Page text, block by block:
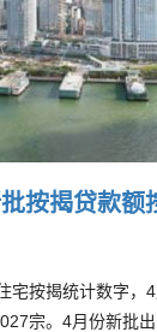
按揭贷款额
宅按揭统计数字，
宗。4月份新批